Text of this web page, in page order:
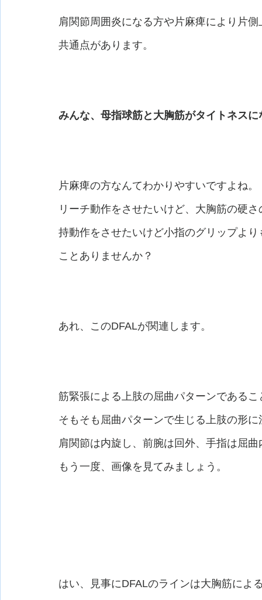
肩関節周囲炎になる方や片麻痺により片
共通点があります。
みんな、母指球筋と大胸筋がタイトネス
片麻痺の方なんてわかりやすいですよね。
リーチ動作をさせたいけど、大胸筋の硬
持動作をさせたいけど小指のグリップよ
ことありませんか？
あれ、このDFALが関連します。
筋緊張による上肢の屈曲パターンである
そもそも屈曲パターンで生じる上肢の形
肩関節は内旋し、前腕は回外、手指は屈
もう一度、画像を見てみましょう。
はい、見事にDFALのラインは大胸筋によ